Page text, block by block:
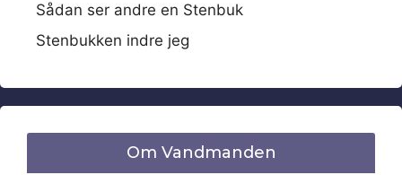
Sådan ser andre en Stenbuk
Stenbukken indre jeg
Om Vandmanden